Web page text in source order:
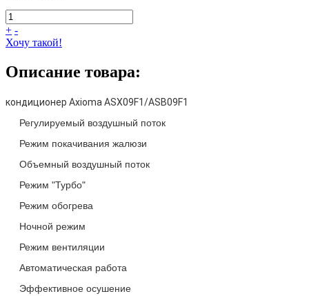
+ -
Хочу такой!
Описание товара:
кондиционер Axioma ASX09F1/ASB09F1
Регулируемый воздушный поток
Режим покачивания жалюзи
Объемный воздушный поток
Режим "Турбо"
Режим обогрева
Ночной режим
Режим вентиляции
Автоматическая работа
Эффективное осушение